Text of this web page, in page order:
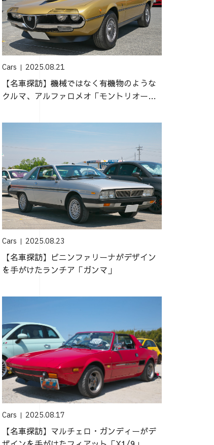
Cars 2025.08.21
【名車探訪】機械ではなく有機物のような
クルマ、アルファロメオ「モントリオー
Cars 2025.08.23
【名車探訪】ピニンファリーナがデザイン
を手がけたランチア「ガンマ」
Cars 2025.08.17
【名車探訪】マルチェロ・ガンディーがデ